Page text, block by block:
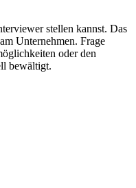
stellen kannst. Das
Unternehmen. Frage
oder den
bewältigt.